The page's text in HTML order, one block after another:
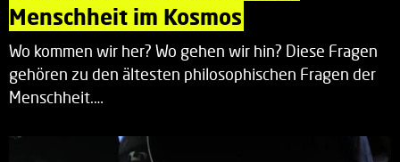
Menschheit im Kosmos
Wo kommen wir her? Wo gehen wir hin? Diese Fragen
gehören zu den ältesten philosophischen Fragen der
Menschheit.…